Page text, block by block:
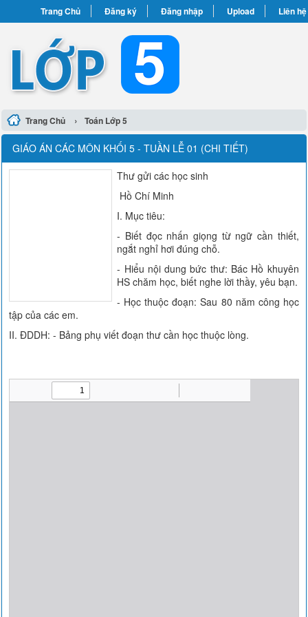
Trang Chủ Đăng ký Đăng nhập Upload Liên hệ
Trang Chủ › Toán Lớp 5
GIÁO ÁN CÁC MÔN KHỐI 5 - TUẦN LỄ 01 (CHI TIẾT)
Thư gửi các học sinh
Hồ Chí Minh
I. Mục tiêu:
- Biết đọc nhấn giọng từ ngữ cần thiết,
ngắt nghỉ hơi đúng chỗ.
- Hiểu nội dung bức thư: Bác Hồ khuyên
HS chăm học, biết nghe lời thầy, yêu bạn.
- Học thuộc đoạn: Sau 80 năm công học
tập của các em.
II. ĐDDH: - Bảng phụ viết đoạn thư cần học thuộc lòng.